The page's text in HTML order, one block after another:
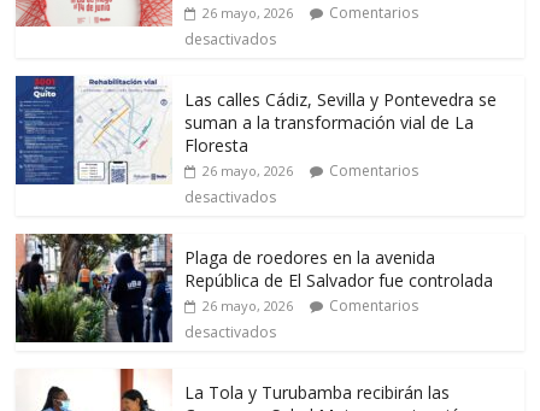
26 mayo, 2026
Comentarios
desactivados
Las calles Cádiz, Sevilla y Pontevedra se
suman a la transformación vial de La
Floresta
26 mayo, 2026
Comentarios
desactivados
Plaga de roedores en la avenida
República de El Salvador fue controlada
26 mayo, 2026
Comentarios
desactivados
La Tola y Turubamba recibirán las